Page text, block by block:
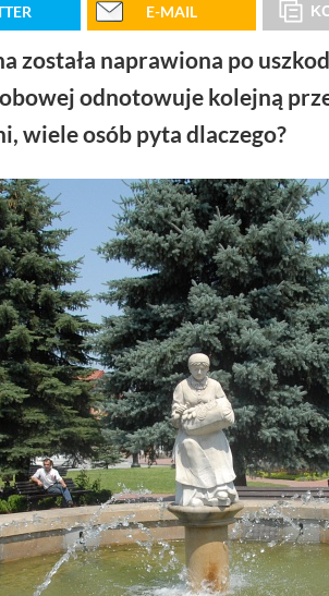
E-MAIL
została naprawiona po
odnotowuje kolejną
wiele osób pyta dlaczego?